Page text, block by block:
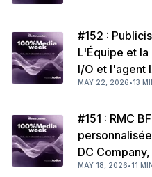
#152 :
L'Équipe et
I/O et l'agent
MAY 22, 2026•13
#151 : RMC
DC
MAY 18, 2026•11